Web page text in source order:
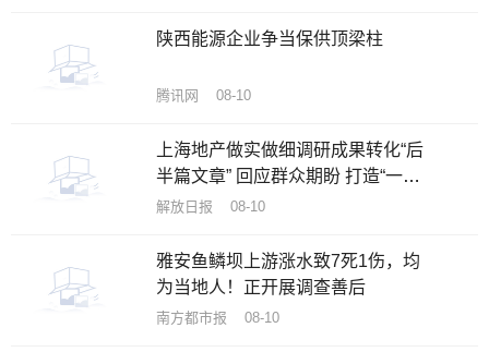
陕西能源企业争当保供顶梁柱
腾讯网 08-10
上海地产做实做细调研成果转化“后
半篇文章” 回应群众期盼 打造“一流
公园”
解放日报 08-10
雅安鱼鳞坝上游涨水致7死1伤，均
为当地人！正开展调查善后
南方都市报 08-10